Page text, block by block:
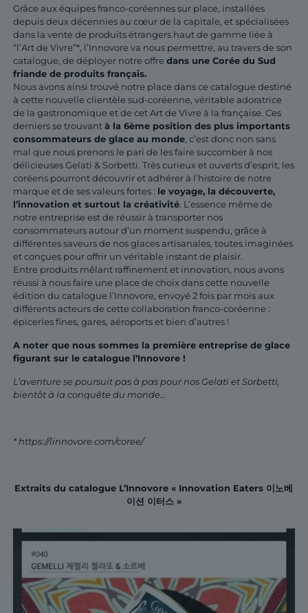
Grâce aux équipes franco-coréennes sur place, installées
depuis deux décennies au cœur de la capitale, et spécialisées
dans la vente de produits étrangers haut de gamme liée à
“l’Art de Vivre”*, l’Innovore va nous permettre, au travers de son
catalogue, de déployer notre offredans une Corée du Sud
friande de produits français.
Nous avons ainsi trouvé notre place dans ce catalogue destiné
à cette nouvelle clientèle sud-coréenne, véritable adoratrice
de la gastronomique et de cet Art de Vivre à la française. Ces
derniers se trouvantà la 6ème position des plus importants
consommateurs de glace au monde, c’est donc non sans
mal que nous prenons le pari de les faire succomber à nos
délicieuses Gelati & Sorbetti. Très curieux et ouverts d’esprit, les
coréens pourront découvrir et adhérer à l’histoire de notre
marque et de ses valeurs fortes : le voyage, la découverte,
l’innovation et surtout la créativité. L’essence même de
notre entreprise est de réussir à transporter nos
consommateurs autour d’un moment suspendu, grâce à
différentes saveurs de nos glaces artisanales, toutes imaginées
et conçues pour offrir un véritable instant de plaisir.
Entre produits mêlant raffinement et innovation, nous avons
réussi à nous faire une place de choix dans cette nouvelle
édition du catalogue l’Innovore, envoyé 2 fois par mois aux
différents acteurs de cette collaboration franco-coréenne :
épiceries fines, gares, aéroports et bien d’autres !
A noter que nous sommes la première entreprise de glace
figurant sur le catalogue l’Innovore !
L’aventure se poursuit pas à pas pour nos Gelati et Sorbetti,
bientôt à la conquête du monde…
* https://linnovore.com/coree/
Extraits du catalogue L’Innovore « Innovation Eaters 이노베
이션 이터스 »